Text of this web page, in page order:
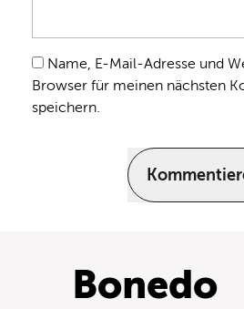
Name, E-Mail-Adresse und
Browser für meinen nächsten
speichern.
Bonedo